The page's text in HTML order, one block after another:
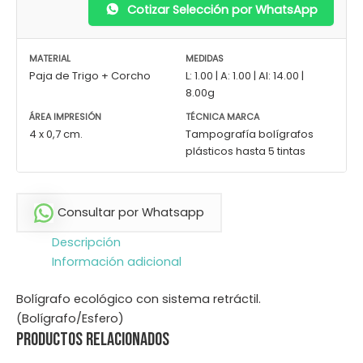
Cotizar Selección por WhatsApp
MATERIAL
Paja de Trigo + Corcho
MEDIDAS
L: 1.00 | A: 1.00 | Al: 14.00 |
8.00g
ÁREA IMPRESIÓN
4 x 0,7 cm.
TÉCNICA MARCA
Tampografía bolígrafos
plásticos hasta 5 tintas
Consultar por Whatsapp
Descripción
Información adicional
Bolígrafo ecológico con sistema retráctil.
(Bolígrafo/Esfero)
Productos relacionados